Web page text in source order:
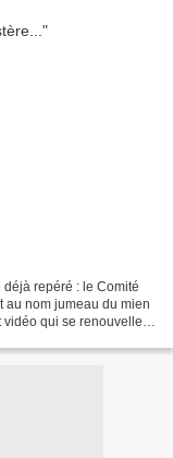
repéré : le Comité
au nom jumeau du mien
vidéo qui se renouvelle